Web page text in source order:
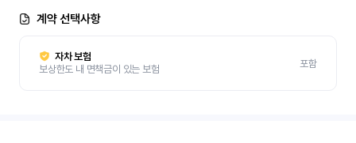
계약 선택사항
자차 보험
보상한도 내 면책금이 있는 보험
포함